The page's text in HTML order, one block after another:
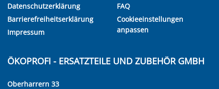
Datenschutzerklärung
Barrierefreiheitserklärung
Impressum
FAQ
Cookieeinstellungen
anpassen
ÖKOPROFI - ERSATZTEILE UND ZUBEHÖR GMBH
Oberharrern 33